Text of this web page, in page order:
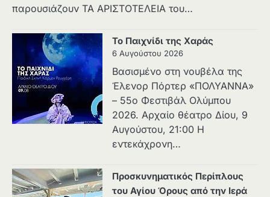
παρουσιάζουν ΤΑ ΑΡΙΣΤΟΤΕΛΕΙΑ του…
Το Παιχνίδι της Χαράς
6 Αυγούστου 2026
Βασισμένο στη νουβέλα της
Έλενορ Πόρτερ «ΠΟΛΥΑΝΝΑ»
– 55ο Φεστιβάλ Ολύμπου
2026. Αρχαίο θέατρο Δίου, 9
Αυγούστου, 21:00 Η
εντεκάχρονη…
Προσκυνηματικός Περίπλους
του Αγίου Όρους από την Ιερά